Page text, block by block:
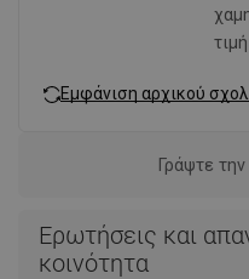
τιμή
Εμφάνιση αρχικού
Γράψτε
Ερωτήσεις και
κοινότητα